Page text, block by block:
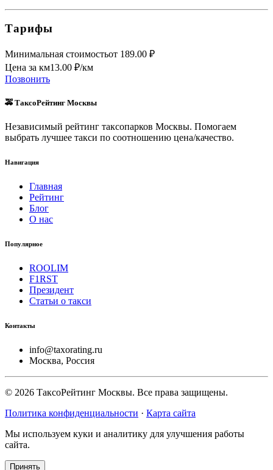
Тарифы
Минимальная стоимостьот 189.00 ₽
Цена за км13.00 ₽/км
Позвонить
🚕 ТаксоРейтинг Москвы
Независимый рейтинг таксопарков Москвы. Помогаем
выбрать лучшее такси по соотношению цена/качество.
Навигация
Главная
Рейтинг
Блог
О нас
Популярное
ROOLIM
F1RST
Президент
Статьи о такси
Контакты
info@taxorating.ru
Москва, Россия
© 2026 ТаксоРейтинг Москвы. Все права защищены.
Политика конфиденциальности · Карта сайта
Мы используем куки и аналитику для улучшения работы
сайта.
Принять